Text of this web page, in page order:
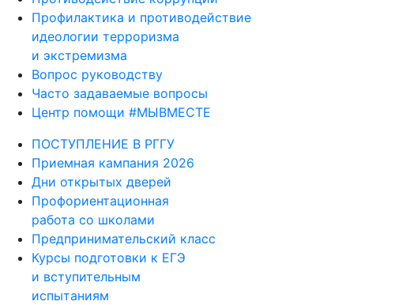
Профилактика и противодействие
идеологии терроризма
и экстремизма
Вопрос руководству
Часто задаваемые вопросы
Центр помощи #МЫВМЕСТЕ
ПОСТУПЛЕНИЕ В РГГУ
Приемная кампания 2026
Дни открытых дверей
Профориентационная
работа со школами
Предпринимательский класс
Курсы подготовки к ЕГЭ
и вступительным
испытаниям